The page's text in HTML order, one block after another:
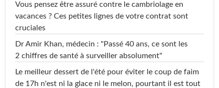
Vous pensez être assuré contre le cambriolage en
vacances ? Ces petites lignes de votre contrat sont
cruciales
Dr Amir Khan, médecin : "Passé 40 ans, ce sont les
2 chiffres de santé à surveiller absolument"
Le meilleur dessert de l'été pour éviter le coup de faim
de 17h n'est ni la glace ni le melon, pourtant il est tout